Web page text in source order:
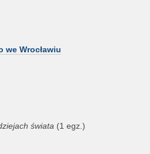
we Wrocławiu
świata (1 egz.)